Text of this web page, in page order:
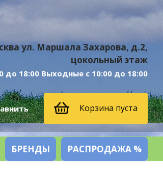
ул. Маршала Захарова, д.2,
цокольный этаж
до 18:00 Выходные с 10:00 до 18:00
Корзина пуста
БРЕНДЫ РАСПРОДАЖА %